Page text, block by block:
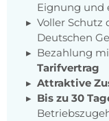
Eignung und
Voller Schutz
Deutschen
Bezahlung
Tarifvertrag
Attraktive
Bis zu 30